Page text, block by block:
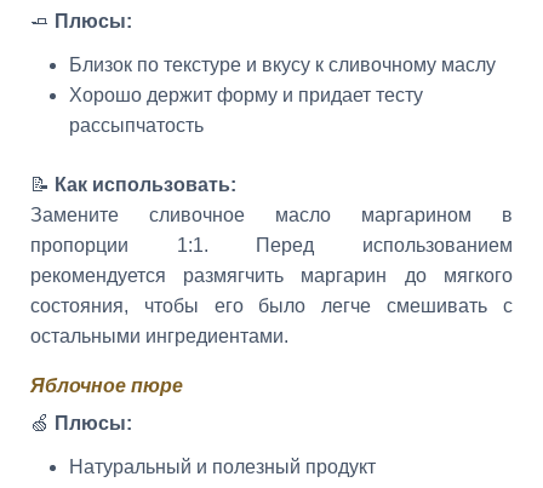
🧈 Плюсы:
Близок по текстуре и вкусу к сливочному маслу
Хорошо держит форму и придает тесту
рассыпчатость
📝 Как использовать:
Замените сливочное масло маргарином в
пропорции 1:1. Перед использованием
рекомендуется размягчить маргарин до мягкого
состояния, чтобы его было легче смешивать с
остальными ингредиентами.
Яблочное пюре
🍏 Плюсы:
Натуральный и полезный продукт